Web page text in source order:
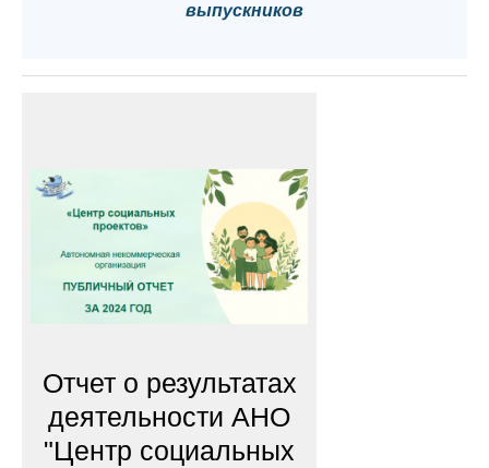
выпускников
Отчет о результатах
деятельности АНО
"Центр социальных